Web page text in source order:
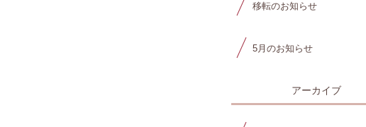
移転のお知らせ
5月のお知らせ
アーカイブ